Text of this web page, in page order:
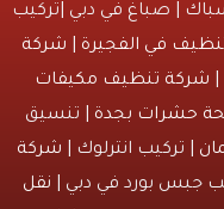
صباغ في دبي |تركيب
في الفجيرة|شركة
تنظيف مكيفات
بجدة| تنسيق
انترلوك |شركة
بورد في دبي |نقل